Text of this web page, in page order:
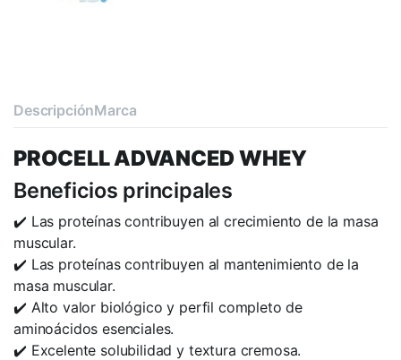
DescripciónMarca
PROCELL ADVANCED WHEY
Beneficios principales
✔️ Las proteínas contribuyen al crecimiento de la masa
muscular.
✔️ Las proteínas contribuyen al mantenimiento de la
masa muscular.
✔️ Alto valor biológico y perfil completo de
aminoácidos esenciales.
✔️ Excelente solubilidad y textura cremosa.